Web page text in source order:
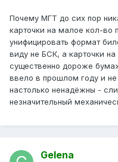
Почему МГТ до сих пор
карточки на малое кол-во
унифицировать формат
виду не БСК, а карточки на
существенно дороже
ввело в прошлом году и
настолько ненадёжны -
незначительный
Gelena